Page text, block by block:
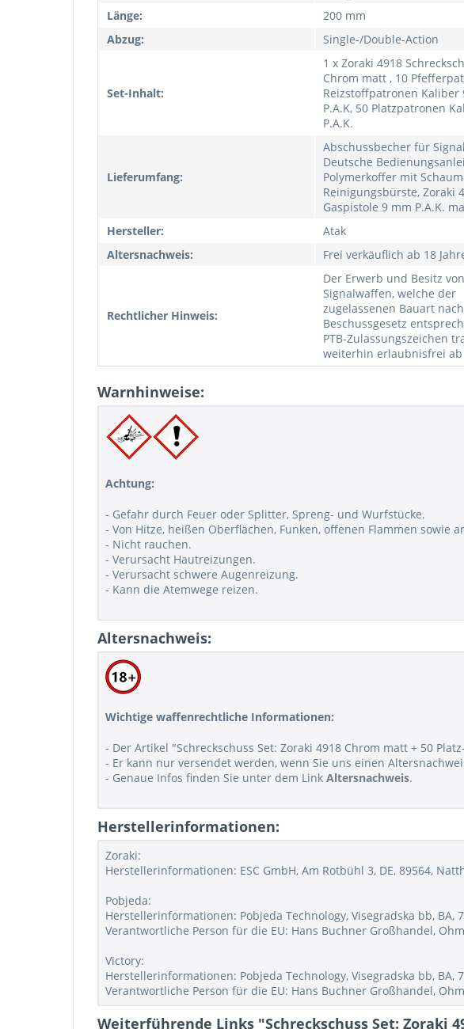
Länge:
200 mm
Abzug:
Single-/Double-Action
Set-Inhalt:
1 x Zoraki 4918
Chrom matt , 10
Reizstoffpatronen Kaliber
P.A.K, 50 Platzpatronen
P.A.K.
Lieferumfang:
Abschussbecher für
Deutsche
Polymerkoffer mit
Reinigungsbürste, Zoraki
Gaspistole 9 mm P.A.K.
Hersteller:
Atak
Altersnachweis:
Frei verkäuflich ab 18
Rechtlicher Hinweis:
Der Erwerb und Besitz
Signalwaffen, welche der
zugelassenen Bauart
Beschussgesetz
PTB-Zulassungszeichen
weiterhin erlaubnisfrei ab
Warnhinweise:
Achtung:
- Gefahr durch Feuer oder Splitter, Spreng- und Wurfstücke.
- Von Hitze, heißen Oberflächen, Funken, offenen Flammen sowie
- Nicht rauchen.
- Verursacht Hautreizungen.
- Verursacht schwere Augenreizung.
- Kann die Atemwege reizen.
Altersnachweis:
Wichtige waffenrechtliche Informationen:
- Der Artikel "Schreckschuss Set: Zoraki 4918 Chrom matt + 50
- Er kann nur versendet werden, wenn Sie uns einen
- Genaue Infos finden Sie unter dem Link Altersnachweis.
Herstellerinformationen:
Zoraki:
Herstellerinformationen: ESC GmbH, Am Rotbühl 3, DE, 89564,
Pobjeda:
Herstellerinformationen: Pobjeda Technology, Visegradska bb, BA,
Verantwortliche Person für die EU: Hans Buchner Großhandel,
Victory:
Herstellerinformationen: Pobjeda Technology, Visegradska bb, BA,
Verantwortliche Person für die EU: Hans Buchner Großhandel,
Weiterführende Links "Schreckschuss Set: Zoraki